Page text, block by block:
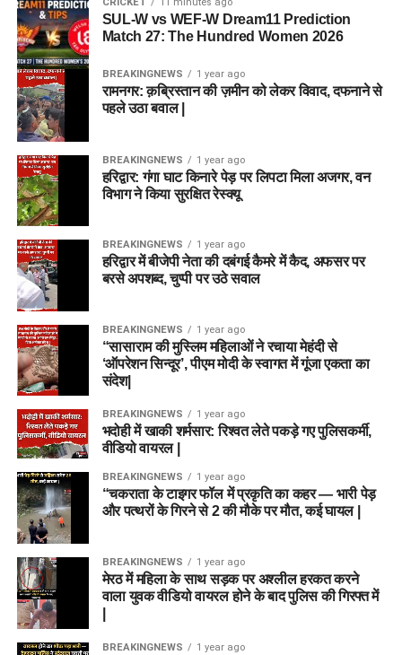
CRICKET 11 minutes ago
SUL-W vs WEF-W Dream11 Prediction
Match 27: The Hundred Women 2026
BREAKINGNEWS 1 year ago
रामनगर: क़ब्रिस्तान की ज़मीन को लेकर विवाद, दफनाने से
पहले उठा बवाल |
BREAKINGNEWS 1 year ago
हरिद्वार: गंगा घाट किनारे पेड़ पर लिपटा मिला अजगर, वन
विभाग ने किया सुरक्षित रेस्क्यू
BREAKINGNEWS 1 year ago
हरिद्वार में बीजेपी नेता की दबंगई कैमरे में कैद, अफसर पर
बरसे अपशब्द, चुप्पी पर उठे सवाल
BREAKINGNEWS 1 year ago
“सासाराम की मुस्लिम महिलाओं ने रचाया मेहंदी से
‘ऑपरेशन सिन्दूर’, पीएम मोदी के स्वागत में गूंजा एकता का
संदेश|
BREAKINGNEWS 1 year ago
भदोही में खाकी शर्मसार: रिश्वत लेते पकड़े गए पुलिसकर्मी,
वीडियो वायरल |
BREAKINGNEWS 1 year ago
“चकराता के टाइगर फॉल में प्रकृति का कहर — भारी पेड़
और पत्थरों के गिरने से 2 की मौके पर मौत, कई घायल |
BREAKINGNEWS 1 year ago
मेरठ में महिला के साथ सड़क पर अश्लील हरकत करने
वाला युवक वीडियो वायरल होने के बाद पुलिस की गिरफ्त में
BREAKINGNEWS 1 year ago